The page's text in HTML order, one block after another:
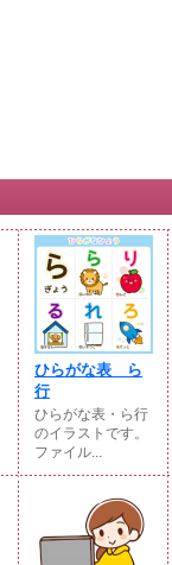
ひらがな表 ら
行
ひらがな表・ら行
のイラストです。
ファイル...